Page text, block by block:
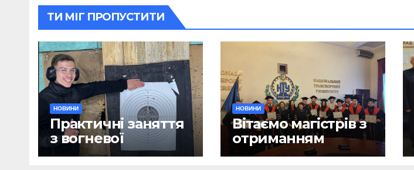
ТИ МІГ ПРОПУСТИТИ
НОВИНИ
Практичні заняття
з вогневої
підготовки
НОВИНИ
Вітаємо магістрів з
отриманням
дипломів!